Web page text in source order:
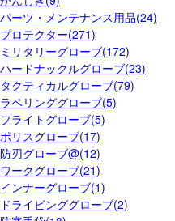
パーツ・メンテナンス用品(24)
プロテクター(271)
ミリタリーグローブ(172)
ハードナックルグローブ(23)
タクティカルグローブ(79)
ラペリンググローブ(5)
フライトグローブ(5)
ポリスグローブ(17)
防刃グローブ@(12)
ワークグローブ(21)
インナーグローブ(1)
ドライビンググローブ(2)